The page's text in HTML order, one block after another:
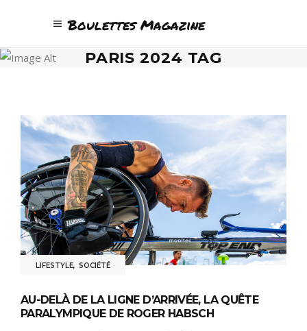
Boulettes Magazine
PARIS 2024 TAG
LIFESTYLE, SOCIÉTÉ
AU-DELÀ DE LA LIGNE D’ARRIVÉE, LA QUÊTE
PARALYMPIQUE DE ROGER HABSCH